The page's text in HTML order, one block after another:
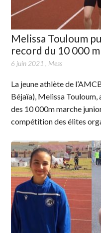
Melissa Touloum
record du 10 000
6 juin 2021 , Mess
La jeune athlète de
Béjaïa), Melissa Touloum,
des 10 000m marche
compétition des élites